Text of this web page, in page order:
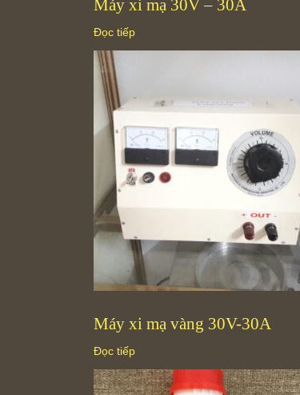
Máy xi mạ 30V – 30A
Đọc tiếp
Máy xi mạ vàng 30V-30A
Đọc tiếp